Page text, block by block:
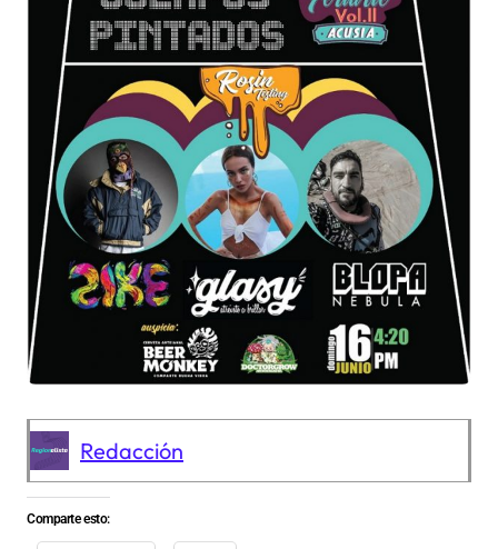
Redacción
Comparte esto: